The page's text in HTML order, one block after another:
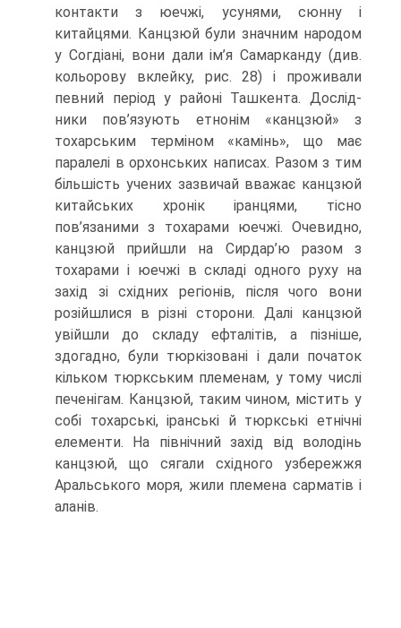
контакти з юечжі, усунями, сюнну і
китайцями. Канцзюй були значним народом
у Согдіані, вони дали ім’я Самарканду (див.
кольорову вклейку, рис. 28) і проживали
певний період у районі Ташкента. Дослід­
ники пов’язують етнонім «канцзюй» з
тохарським терміном «камінь», що має
паралелі в орхонських написах. Разом з тим
більшість учених зазвичай вважає канцзюй
китайських хронік іранцями, тісно
пов’язаними з тоха­рами юечжі. Очевидно,
канцзюй прийшли на Сирдар’ю разом з
тохарами і юечжі в складі одного руху на
захід зі східних регіонів, після чого вони
розійшлися в різні сторони. Далі канцзюй
увійшли до складу ефталітів, а пізніше,
здогадно, були тюркізовані і дали початок
кільком тюркським племенам, у тому числі
печенігам. Канцзюй, таким чином, містить у
собі тохарські, іранські й тюркські етнічні
елементи. На північний захід від володінь
канцзюй, що сягали східного узбережжя
Аральського моря, жили племена сарматів і
аланів.